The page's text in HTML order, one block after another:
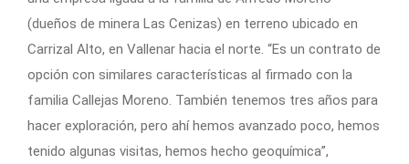
(dueños de minera Las Cenizas) en terreno ubicado en
Carrizal Alto, en Vallenar hacia el norte. “Es un contrato de
opción con similares características al firmado con la
familia Callejas Moreno. También tenemos tres años para
hacer exploración, pero ahí hemos avanzado poco, hemos
tenido algunas visitas, hemos hecho geoquímica”,